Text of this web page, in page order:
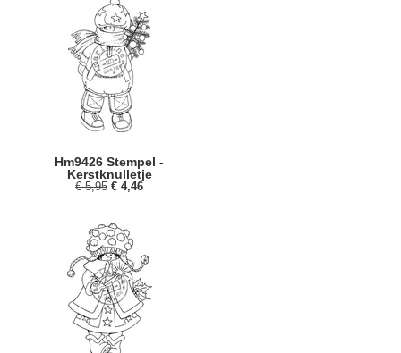
Hm9426 Stempel -
Kerstknulletje
€ 5,95 € 4,46